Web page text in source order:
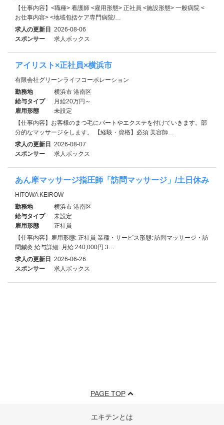
【仕事内容】<職種> 看護師 <雇用形態> 正社員 <施設形態> 一般病院 <
お仕事内容> <地域包括ケア専門病院/…
求人の更新日 2026-08-06
スポンサー
求人ボックス
アイリスト×正社員×横浜市
有限会社グリーンライフコーポレーション
勤務地
横浜市 港南区
給与タイプ
月給20万円～
雇用形態
未設定
【仕事内容】お客様のまつ毛にパートやエクステを付けていきます。部
分的なマッサージをします。 【経験・資格】必須 美容師…
求人の更新日 2026-08-07
スポンサー
求人ボックス
あん摩マッサージ指圧師「訪問マッサージ」/土日休み
HITOWA KEiROW
勤務地
横浜市 港南区
給与タイプ
未設定
雇用形態
正社員
【仕事内容】雇用形態: 正社員 業種・サービス形態: 訪問マッサージ・訪
問鍼灸 給与詳細: 月給 240,000円 3…
求人の更新日 2026-06-26
スポンサー
求人ボックス
PAGE TOP
エキテンとは